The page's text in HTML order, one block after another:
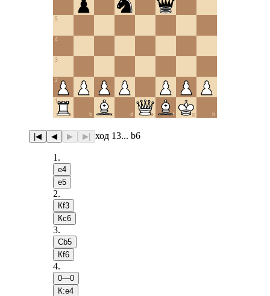
a b c d e f g h
1
2
3
4
5
|◀ ◀ ▶ ▶| ход 13... b6
1 .
e4
e5
2.
Кf3
Кc6
3.
Сb5
Кf6
4.
0—0
К:e4